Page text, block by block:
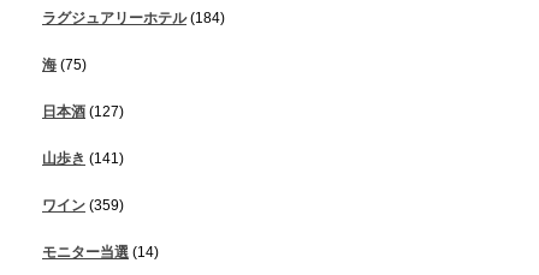
ラグジュアリーホテル(184)
海 (75)
日本酒 (127)
山歩き (141)
ワイン (359)
モニター当選 (14)